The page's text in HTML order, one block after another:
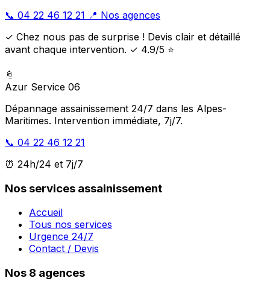
📞 04 22 46 12 21 📍 Nos agences
✓ Chez nous pas de surprise ! Devis clair et détaillé
avant chaque intervention. ✓ 4.9/5 ⭐
🚿
Azur Service 06
Dépannage assainissement 24/7 dans les Alpes-
Maritimes. Intervention immédiate, 7j/7.
📞 04 22 46 12 21
⏰ 24h/24 et 7j/7
Nos services assainissement
Accueil
Tous nos services
Urgence 24/7
Contact / Devis
Nos 8 agences